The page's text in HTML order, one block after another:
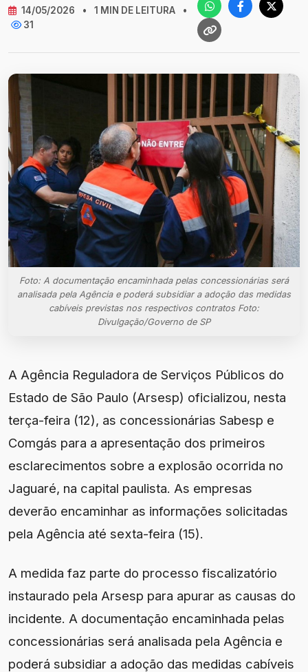
14/05/2026 • 1 MIN DE LEITURA
•
31
Foto: A documentação encaminhada pelas concessionárias será
analisada pela Agência e poderá subsidiar a adoção das medidas
cabíveis previstas nos respectivos contratos Foto:
Divulgação/Governo de SP
A Agência Reguladora de Serviços Públicos do
Estado de São Paulo (Arsesp) oficializou, nesta
terça-feira (12), as concessionárias Sabesp e
Comgás para a apresentação dos primeiros
esclarecimentos sobre a explosão ocorrida no
Jaguaré, na capital paulista. As empresas
deverão encaminhar as informações solicitadas
pela Agência até sexta-feira (15).
A medida faz parte do processo fiscalizatório
instaurado pela Arsesp para apurar as causas do
incidente. A documentação encaminhada pelas
concessionárias será analisada pela Agência e
poderá subsidiar a adoção das medidas cabíveis